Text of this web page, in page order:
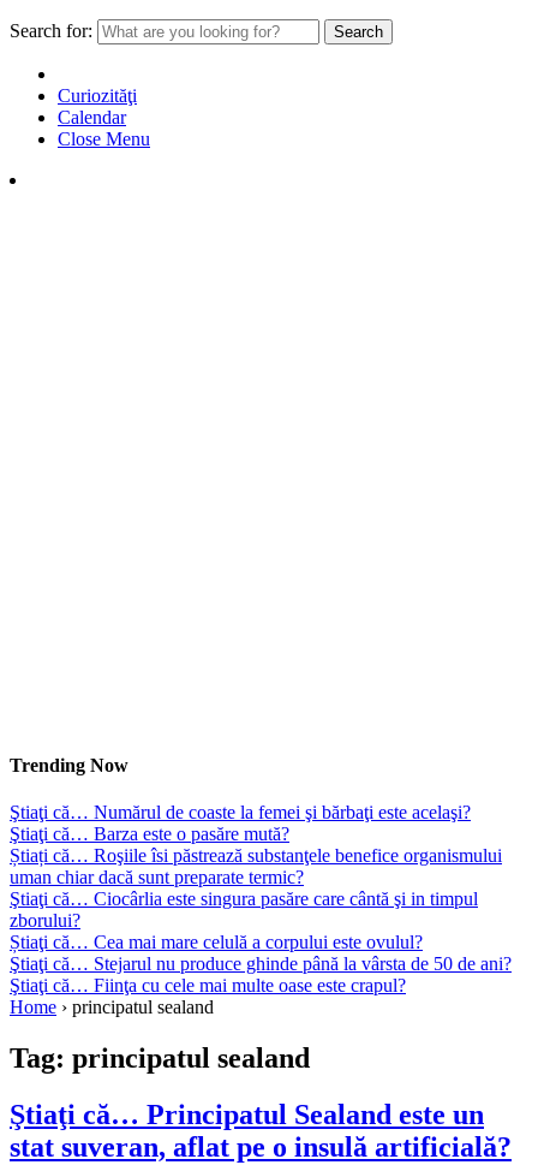
Search for:
Curiozităţi
Calendar
Close Menu
Trending Now
Ştiaţi că… Numărul de coaste la femei şi bărbaţi este acelaşi?
Ştiaţi că… Barza este o pasăre mută?
Știați că… Roşiile îsi păstrează substanţele benefice organismului
uman chiar dacă sunt preparate termic?
Ştiaţi că… Ciocârlia este singura pasăre care cântă şi in timpul
zborului?
Știaţi că… Cea mai mare celulă a corpului este ovulul?
Ştiaţi că… Stejarul nu produce ghinde până la vârsta de 50 de ani?
Ştiaţi că… Fiinţa cu cele mai multe oase este crapul?
Home › principatul sealand
Tag: principatul sealand
Ştiaţi că… Principatul Sealand este un
stat suveran, aflat pe o insulă artificială?